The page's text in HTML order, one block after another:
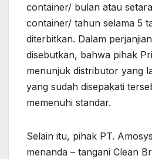
container/ bulan atau
container/ tahun selama 5
diterbitkan. Dalam
disebutkan, bahwa pihak
menunjuk distributor yang
yang sudah disepakati
memenuhi standar.
Selain itu, pihak PT.
menanda – tangani Clean